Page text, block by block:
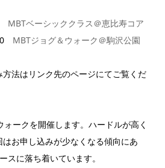
MBTベーシッククラス＠恵比寿コア
MBTジョグ＆ウォーク＠駒沢公園
法はリンク先のページにてご覧くだ
ークを開催します。ハードルが高く
お申し込みが少なくなる傾向にあ
スに落ち着いています。